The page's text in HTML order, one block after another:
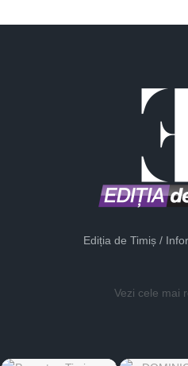
Ediția de Timiș /
Vezi cele mai